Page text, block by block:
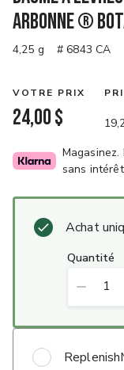
Arbonne ®
4,25 g # 6843 CA
VOTRE PRIX
24,00 $
sans
Achat
quantité
1